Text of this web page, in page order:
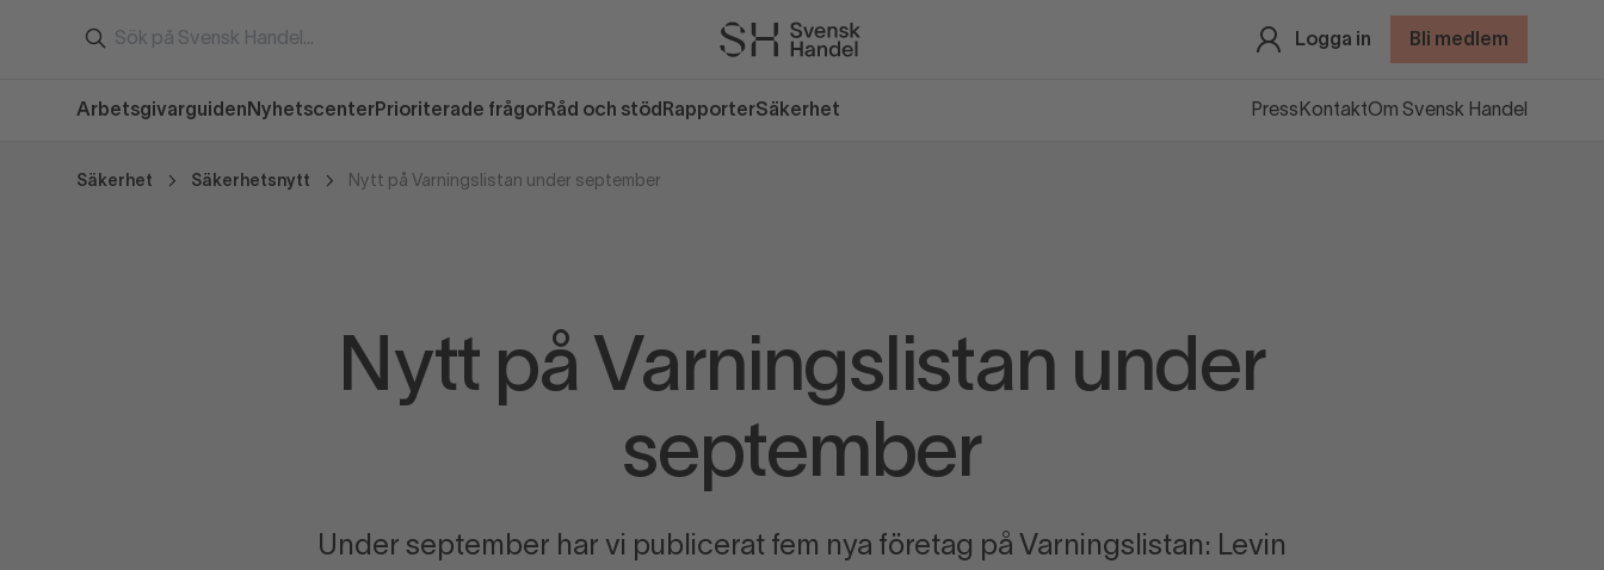
Logga in Bli medlem
Arbetsgivarguiden Nyhetscenter Prioriterade frågor Råd och stöd RapporterSäkerhet Press KontaktOm Svensk Handel
Säkerhet Säkerhetsnytt Nytt på Varningslistan under september
Nytt på Varningslistan under
september
Under september har vi publicerat fem nya företag på Varningslistan: Levin